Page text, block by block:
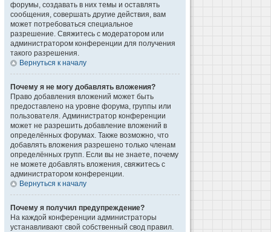
форумы, создавать в них темы и оставлять
сообщения, совершать другие действия, вам
может потребоваться специальное
разрешение. Свяжитесь с модератором или
администратором конференции для получения
такого разрешения.
Вернуться к началу
Почему я не могу добавлять вложения?
Право добавления вложений может быть
предоставлено на уровне форума, группы или
пользователя. Администратор конференции
может не разрешить добавление вложений в
определённых форумах. Также возможно, что
добавлять вложения разрешено только членам
определённых групп. Если вы не знаете, почему
не можете добавлять вложения, свяжитесь с
администратором конференции.
Вернуться к началу
Почему я получил предупреждение?
На каждой конференции администраторы
устанавливают свой собственный свод правил.